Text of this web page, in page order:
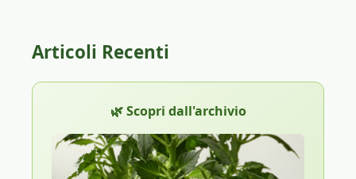
Articoli Recenti
🌿 Scopri dall'archivio